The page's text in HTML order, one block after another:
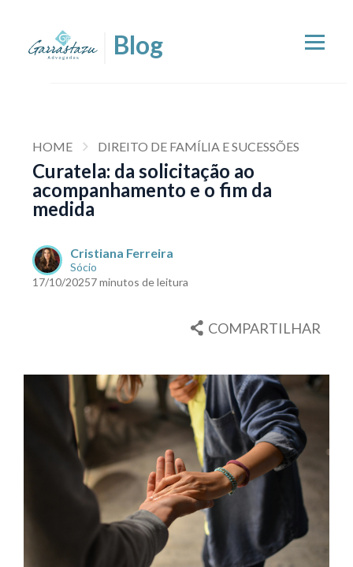
HOME DIREITO DE FAMÍLIA E SUCESSÕES
Curatela: da solicitação ao
acompanhamento e o fim da
medida
Cristiana Ferreira
Sócio
17/10/20257 minutos de leitura
COMPARTILHAR